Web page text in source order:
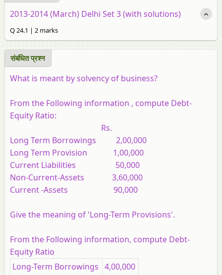
2013-2014 (March) Delhi Set 3 (with solutions)
Q 24.1 | 2 marks
संबंधित प्रश्न
What is meant by solvency of business?
From the Following information , compute Debt-
Equity Ratio:
Rs.
Long Term Borrowings 2,00,000
Long Term Provision 1,00,000
Current Liabilities 50,000
Non-Current-Assets 3,60,000
Current -Assets 90,000
Give the meaning of 'Long-Term Provisions'.
From the Following information, compute Debt-
Equity Ratio
Long-Term Borrowings 4,00,000